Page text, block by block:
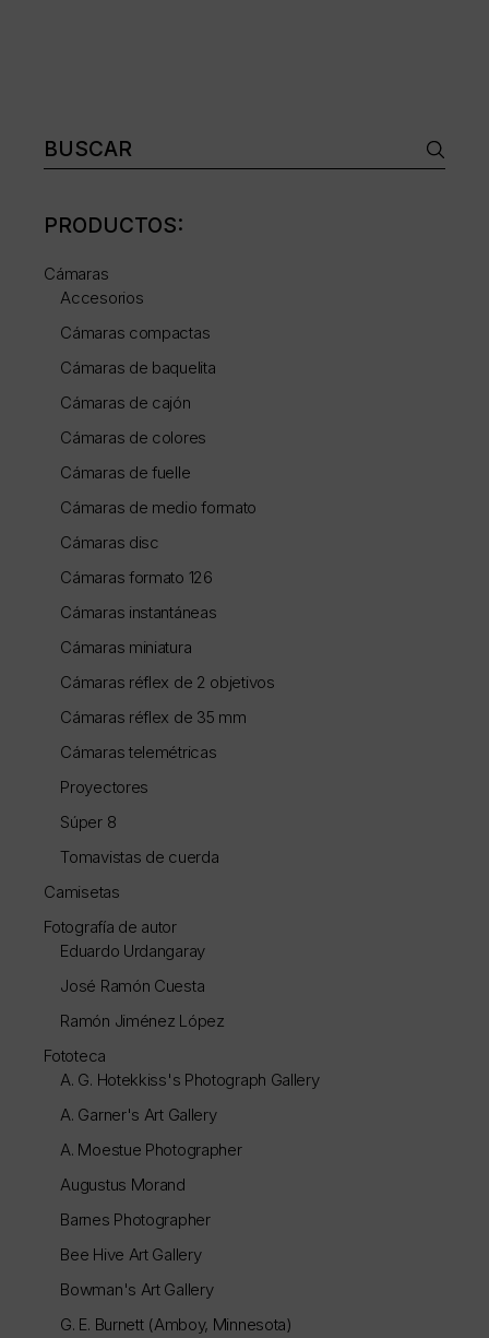
Buscar:
PRODUCTOS:
Cámaras
Accesorios
Cámaras compactas
Cámaras de baquelita
Cámaras de cajón
Cámaras de colores
Cámaras de fuelle
Cámaras de medio formato
Cámaras disc
Cámaras formato 126
Cámaras instantáneas
Cámaras miniatura
Cámaras réflex de 2 objetivos
Cámaras réflex de 35 mm
Cámaras telemétricas
Proyectores
Súper 8
Tomavistas de cuerda
Camisetas
Fotografía de autor
Eduardo Urdangaray
José Ramón Cuesta
Ramón Jiménez López
Fototeca
A. G. Hotekkiss's Photograph Gallery
A. Garner's Art Gallery
A. Moestue Photographer
Augustus Morand
Barnes Photographer
Bee Hive Art Gallery
Bowman's Art Gallery
G. E. Burnett (Amboy, Minnesota)